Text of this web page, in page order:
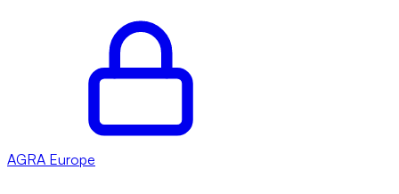
AGRA Europe